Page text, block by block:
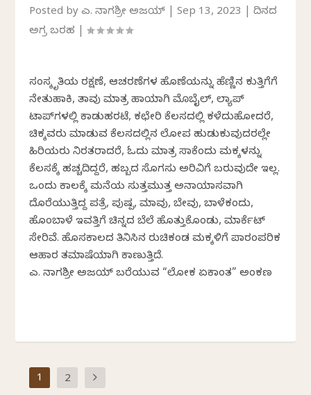
Posted byಎಸ್. ನಾಗಶ್ರೀ ಅಜಯ್ |Sep 13, 2023 |ದಿನದ
ಅಗ್ರ ಬರಹ |
ಸಂಸ್ಕೃತಿಯ ರಕ್ಷಣೆ, ಆಚರಣೆಗಳ ಹೊಣೆಯನ್ನು ಹೆಣ್ಣಿನ ಕುತ್ತಿಗೆಗೆ
ನೇತುಹಾಕಿ, ತಾವು ಮಾತ್ರ ಹಾಯಾಗಿ ಮೊಬೈಲ್, ಲ್ಯಾಪ್
ಟಾಪ್‌ಗಳಲ್ಲಿ ಕಾಡುಹರಟೆ, ಕಛೇರಿ ಕೆಲಸದಲ್ಲಿ ಕಳೆದುಹೋದರೆ,
ಚಿಕ್ಕವರು ಮಾಡುವ ಕೆಲಸದಲ್ಲಿನ ಲೋಪ ಹುಡುಕುವುದರಲ್ಲೇ
ಹಿರಿಯರು ನಿರತರಾದರೆ, ಓದು ಮಾತ್ರ ಸಾಕೆಂದು ಮಕ್ಕಳನ್ನು
ಕೆಲಸಕ್ಕೆ ಹಚ್ಚದಿದ್ದರೆ, ಹಬ್ಬದ ಸೊಗಸು ಅರಿವಿಗೆ ಬರುವುದೇ ಇಲ್ಲ.
ಒಂದು ಕಾಲಕ್ಕೆ ಮನೆಯ ಸುತ್ತಮುತ್ತ ಅನಾಯಾಸವಾಗಿ
ದೊರೆಯುತ್ತಿದ್ದ ಪತ್ರೆ, ಪುಷ್ಪ, ಮಾವು, ಬೇವು, ಬಾಳೆಕಂದು,
ಹೊಂಬಾಳೆ ಇವತ್ತಿಗೆ ಚಿನ್ನದ ಬೆಲೆ ಹೊತ್ತುಕೊಂಡು, ಮಾರ್ಕೆಟ್
ಸೇರಿವೆ. ಹೊಸಕಾಲದ ತಿನಿಸಿನ ರುಚಿಕಂಡ ಮಕ್ಕಳಿಗೆ ಪಾರಂಪರಿಕ
ಆಹಾರ ತಮಾಷೆಯಾಗಿ ಕಾಣುತ್ತಿದೆ.
ಎಸ್. ನಾಗಶ್ರೀ ಅಜಯ್ ಬರೆಯುವ “ಲೋಕ ಏಕಾಂತ” ಅಂಕಣ
1 2